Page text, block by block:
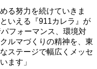
る努力を続けていきま
いえる『911カレラ』が
フォーマンス、環境対
ルマづくりの精神を、東
ステージで幅広くメッセ
ます」